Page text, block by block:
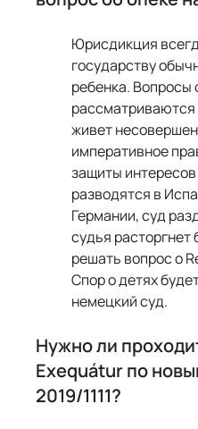
Юрисдикция
государству
ребенка. Вопросы
рассматриваются
живет
императивное
защиты
разводятся в
Германии, суд
судья расторгнет
решать вопрос о
Спор о детях
немецкий суд.
Нужно ли
Exequátur по
2019/1111?